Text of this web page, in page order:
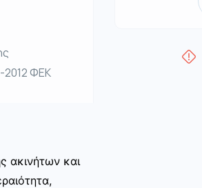
2012 ΦΕΚ
ακινήτων και